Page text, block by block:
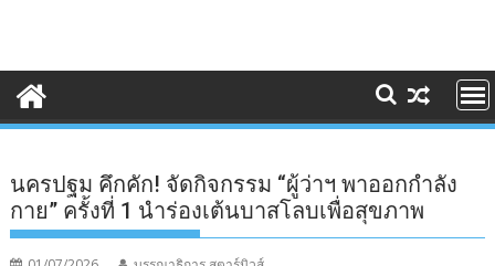
นครปฐม คึกคัก! จัดกิจกรรม “ผู้ว่าฯ พาออกกำลัง
กาย” ครั้งที่ 1 นำร่องเต้นบาสโลบเพื่อสุขภาพ